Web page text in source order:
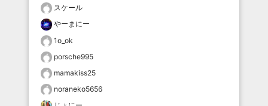
スケール
やーまにー
1o_ok
porsche995
mamakiss25
noraneko5656